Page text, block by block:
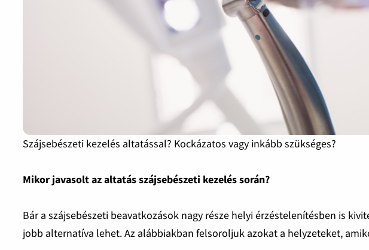
Szájsebészeti kezelés altatással? Kockázatos vagy inkább szükséges?
Mikor javasolt az altatás szájsebészeti kezelés során?
Bár a szájsebészeti beavatkozások nagy része helyi érzéstelenítésben is
jobb alternatíva lehet. Az alábbiakban felsoroljuk azokat a helyzeteket,